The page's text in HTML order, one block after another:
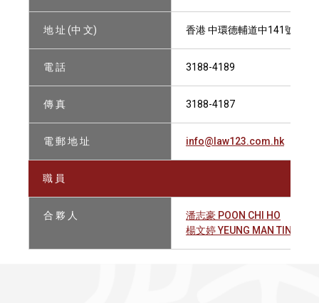
地 址 (中 文) 香港 中環德輔道中141號 中
電 話 3188-4189
傳 真 3188-4187
電 郵 地 址 info@law123.com.hk
職 員
合 夥 人
潘志豪 POON CHI HO
楊文婷 YEUNG MAN TING